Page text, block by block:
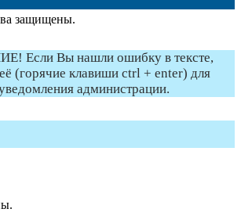
защищены.
Если Вы нашли ошибку в тексте,
(горячие клавиши ctrl + enter) для
администрации.